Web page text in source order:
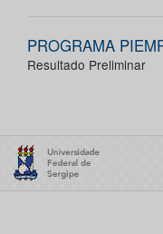
PROGRAMA
Resultado Preliminar